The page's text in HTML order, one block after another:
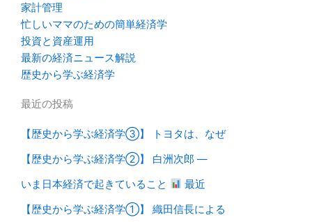
家計管理
忙しいママのための簡単経済学
投資と資産運用
最新の経済ニュース解説
歴史から学ぶ経済学
最近の投稿
【歴史から学ぶ経済学③】 トヨタは、なぜ
【歴史から学ぶ経済学②】 白洲次郎 ―
いま日本経済で起きていること
最近
【歴史から学ぶ経済学①】 織田信長による